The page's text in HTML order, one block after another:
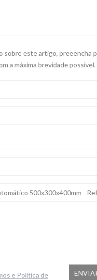
sobre este artigo, preeencha
a máxima brevidade possivel.
e Politica de